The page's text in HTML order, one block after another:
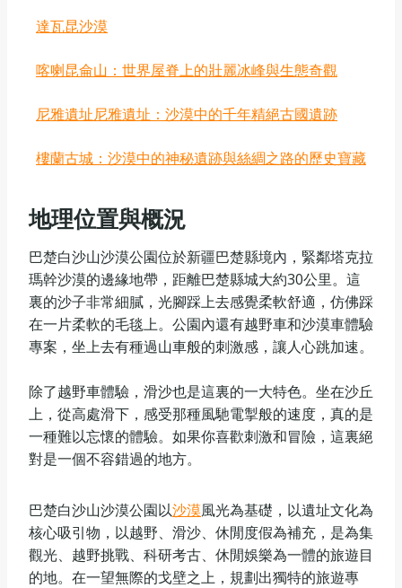
達瓦昆沙漠
喀喇昆侖山：世界屋脊上的壯麗冰峰與生態奇觀
尼雅遺址尼雅遺址：沙漠中的千年精絕古國遺跡
樓蘭古城：沙漠中的神秘遺跡與絲綢之路的歷史寶藏
地理位置與概況
巴楚白沙山沙漠公園位於新疆巴楚縣境內，緊鄰塔克拉
瑪幹沙漠的邊緣地帶，距離巴楚縣城大約30公里。這
裏的沙子非常細膩，光腳踩上去感覺柔軟舒適，仿佛踩
在一片柔軟的毛毯上。公園內還有越野車和沙漠車體驗
專案，坐上去有種過山車般的刺激感，讓人心跳加速。
除了越野車體驗，滑沙也是這裏的一大特色。坐在沙丘
上，從高處滑下，感受那種風馳電掣般的速度，真的是
一種難以忘懷的體驗。如果你喜歡刺激和冒險，這裏絕
對是一個不容錯過的地方。
巴楚白沙山沙漠公園以沙漠風光為基礎，以遺址文化為
核心吸引物，以越野、滑沙、休閒度假為補充，是為集
觀光、越野挑戰、科研考古、休閒娛樂為一體的旅遊目
的地。在一望無際的戈壁之上，規劃出獨特的旅遊專